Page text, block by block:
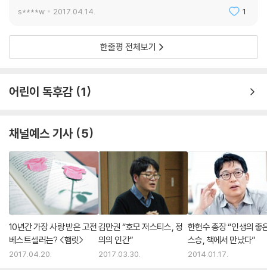
s****w 2017.04.14. 1
한줄평 전체보기
어린이 독후감 1
채널예스 기사 5
10년간 가장 사랑 받은 고전
베스트셀러는? <햄릿>
2017.04.20.
김만권 “호모 저스티스, 정
의의 인간”
2017.03.30.
한헌수 총장 “인생의 좋
스승, 책에서 만났다”
2014.01.17.